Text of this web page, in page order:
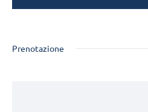
Prenotazione